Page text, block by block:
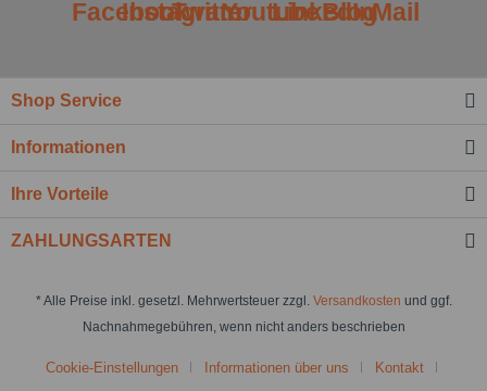
Shop Service
Informationen
Ihre Vorteile
ZAHLUNGSARTEN
* Alle Preise inkl. gesetzl. Mehrwertsteuer zzgl. Versandkosten und ggf.
Nachnahmegebühren, wenn nicht anders beschrieben
Cookie-Einstellungen Informationen über uns Kontakt